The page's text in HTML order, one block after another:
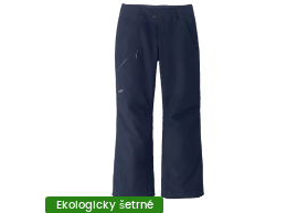
Ekologicky šetrné